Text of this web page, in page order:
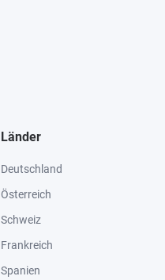
Länder
Deutschland
Österreich
Schweiz
Frankreich
Spanien